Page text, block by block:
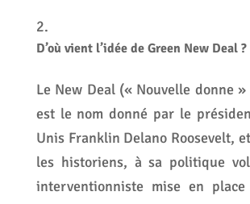
D’où vient l’idée de Green New Deal ?
Le New Deal (« Nouvelle donne
est le nom donné par le
Unis Franklin Delano Roosevelt,
les historiens, à sa politique
interventionniste mise en